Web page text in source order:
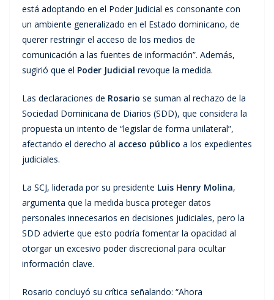
está adoptando en el Poder Judicial es consonante con
un ambiente generalizado en el Estado dominicano, de
querer restringir el acceso de los medios de
comunicación a las fuentes de información”. Además,
sugirió que el Poder Judicial revoque la medida.
Las declaraciones de Rosario se suman al rechazo de la
Sociedad Dominicana de Diarios (SDD), que considera la
propuesta un intento de “legislar de forma unilateral”,
afectando el derecho al acceso público a los expedientes
judiciales.
La SCJ, liderada por su presidente Luis Henry Molina,
argumenta que la medida busca proteger datos
personales innecesarios en decisiones judiciales, pero la
SDD advierte que esto podría fomentar la opacidad al
otorgar un excesivo poder discrecional para ocultar
información clave.
Rosario concluyó su crítica señalando: “Ahora